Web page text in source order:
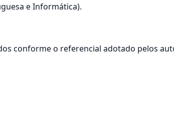
e Informática).
conforme o referencial adotado pelos